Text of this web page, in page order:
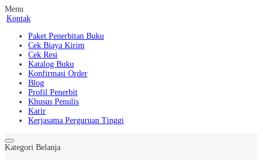
Menu
Kontak
Paket Penerbitan Buku
Cek Biaya Kirim
Cek Resi
Katalog Buku
Konfirmasi Order
Blog
Profil Penerbit
Khusus Penulis
Karir
Kerjasama Perguruan Tinggi
Kategori Belanja